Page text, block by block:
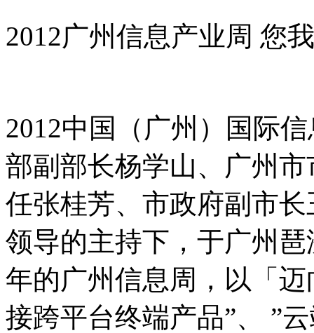
2012广州信息产业周 您
2012中国（广州）国际
部副部长杨学山、广州
任张桂芳、市政府副市
领导的主持下，于广州
年的广州信息周，以「
接跨平台终端产品”、 ”